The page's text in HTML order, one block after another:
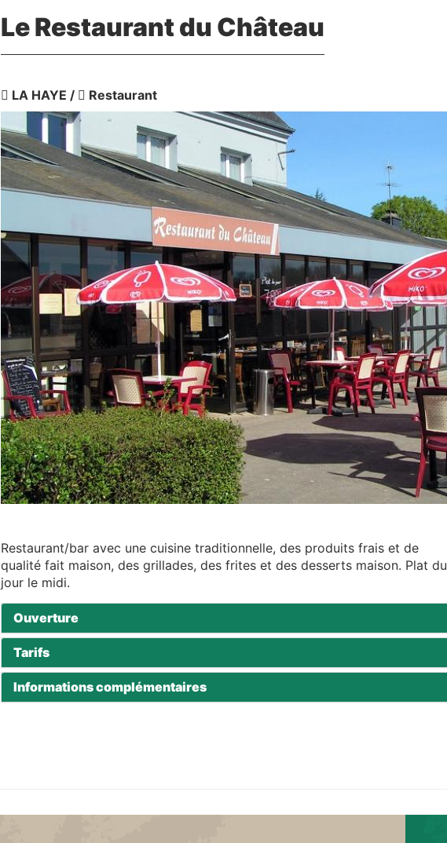
Le Restaurant du Château
LA HAYE / Restaurant
Restaurant/bar avec une cuisine traditionnelle, des produits frais et de
qualité fait maison, des grillades, des frites et des desserts maison. Plat du
jour le midi.
Ouverture
Tarifs
Informations complémentaires